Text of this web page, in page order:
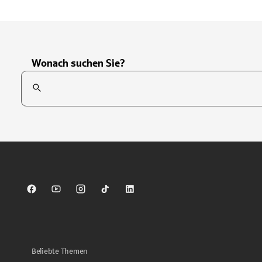
Wonach suchen Sie?
Suchfeld
Sparkasse auf Facebook
Sparkasse auf Youtube
Sparkasse auf Instagram
Sparkasse auf TikTok
Sparkasse auf LinkedIn
Beliebte Themen